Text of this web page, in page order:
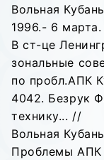
Вольная
1996.- 6 марта.
В ст-це
зональные
по пробл.АПК
4042. Безрук
технику... //
Вольная
Проблемы АПК